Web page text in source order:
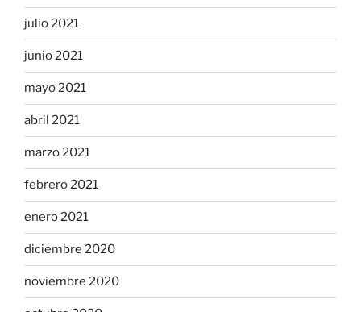
julio 2021
junio 2021
mayo 2021
abril 2021
marzo 2021
febrero 2021
enero 2021
diciembre 2020
noviembre 2020